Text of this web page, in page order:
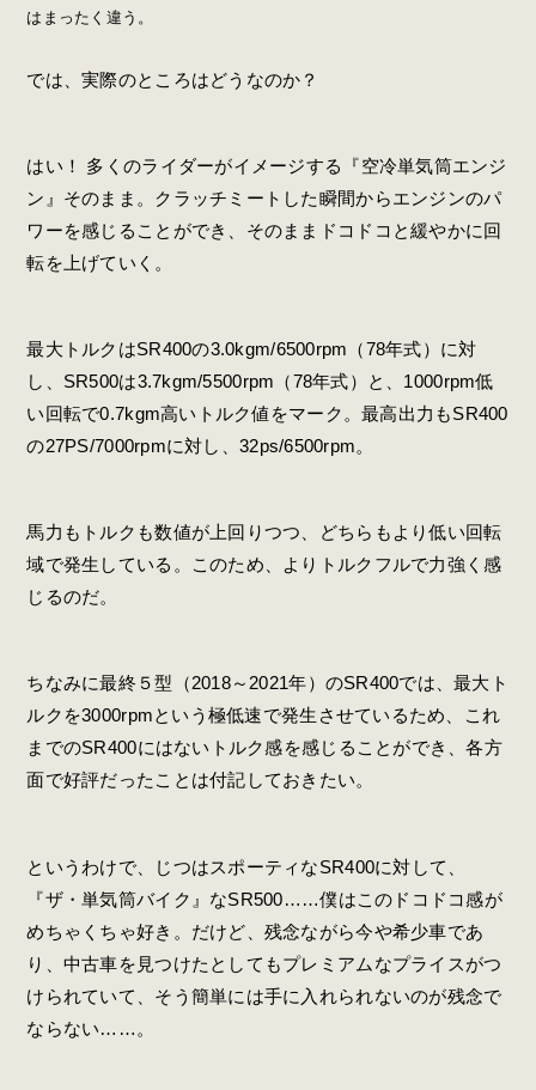
はまったく違う。
では、実際のところはどうなのか？
はい！ 多くのライダーがイメージする『空冷単気筒エンジ
ン』そのまま。クラッチミートした瞬間からエンジンのパ
ワーを感じることができ、そのままドコドコと緩やかに回
転を上げていく。
最大トルクはSR400の3.0kgm/6500rpm（78年式）に対
し、SR500は3.7kgm/5500rpm（78年式）と、1000rpm低
い回転で0.7kgm高いトルク値をマーク。最高出力もSR400
の27PS/7000rpmに対し、32ps/6500rpm。
馬力もトルクも数値が上回りつつ、どちらもより低い回転
域で発生している。このため、よりトルクフルで力強く感
じるのだ。
ちなみに最終５型（2018～2021年）のSR400では、最大ト
ルクを3000rpmという極低速で発生させているため、これ
までのSR400にはないトルク感を感じることができ、各方
面で好評だったことは付記しておきたい。
というわけで、じつはスポーティなSR400に対して、
『ザ・単気筒バイク』なSR500……僕はこのドコドコ感が
めちゃくちゃ好き。だけど、残念ながら今や希少車であ
り、中古車を見つけたとしてもプレミアムなプライスがつ
けられていて、そう簡単には手に入れられないのが残念で
ならない……。